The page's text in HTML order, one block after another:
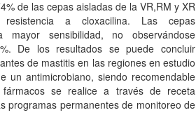
de las cepas aisladas de la VR,RM y XR
resistencia a cloxacilina. Las cepas
sensibilidad, no observándose
De los resultados se puede concluir
de mastitis en las regiones en estudio
un antimicrobiano, siendo recomendable
se realice a través de receta
programas permanentes de monitoreo de